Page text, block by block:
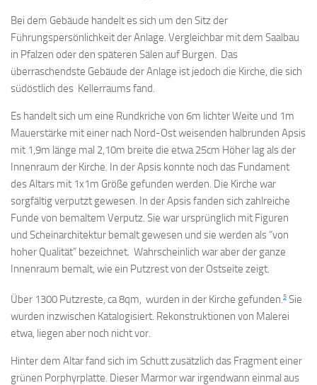
Bei dem Gebäude handelt es sich um den Sitz der
Führungspersönlichkeit der Anlage. Vergleichbar mit dem Saalbau
in Pfalzen oder den späteren Sälen auf Burgen. Das
überraschendste Gebäude der Anlage ist jedoch die Kirche, die sich
südöstlich des Kellerraums fand.
Es handelt sich um eine Rundkriche von 6m lichter Weite und 1m
Mauerstärke mit einer nach Nord-Ost weisenden halbrunden Apsis
mit 1,9m länge mal 2,10m breite die etwa 25cm Höher lag als der
Innenraum der Kirche. In der Apsis konnte noch das Fundament
des Altars mit 1x1m Größe gefunden werden. Die Kirche war
sorgfältig verputzt gewesen. In der Apsis fanden sich zahlreiche
Funde von bemaltem Verputz. Sie war ursprünglich mit Figuren
und Scheinarchitektur bemalt gewesen und sie werden als “von
hoher Qualität” bezeichnet. Wahrscheinlich war aber der ganze
Innenraum bemalt, wie ein Putzrest von der Ostseite zeigt.
Über 1300 Putzreste, ca 8qm, wurden in der Kirche gefunden.5 Sie
wurden inzwischen Katalogisiert. Rekonstruktionen von Malerei
etwa, liegen aber noch nicht vor.
Hinter dem Altar fand sich im Schutt zusätzlich das Fragment einer
grünen Porphyrplatte. Dieser Marmor war irgendwann einmal aus